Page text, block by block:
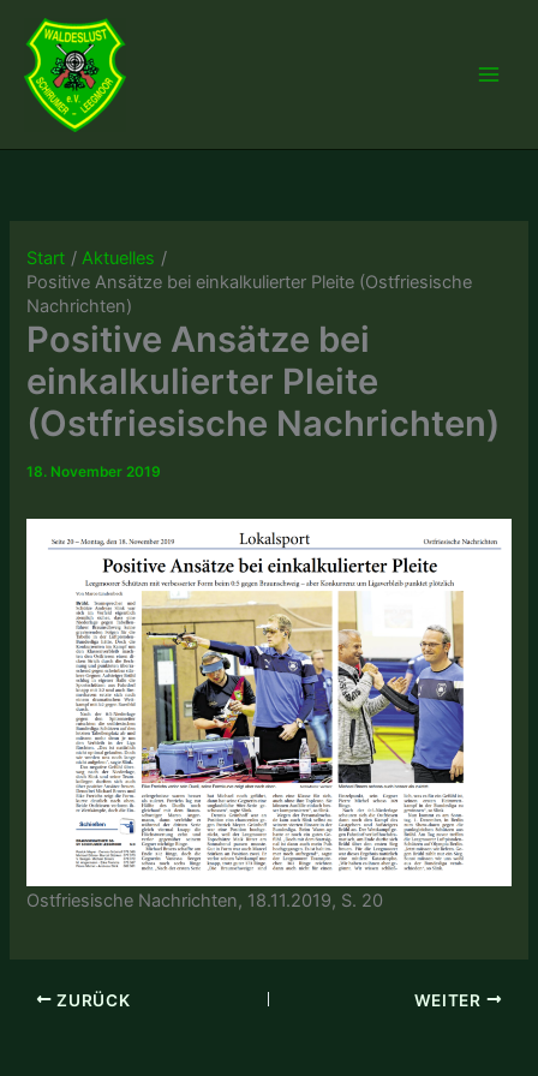
Inhalt
springen
Start
Aktuelles
Positive Ansätze bei einkalkulierter Pleite (Ostfriesische
Nachrichten)
Positive Ansätze bei
einkalkulierter Pleite
(Ostfriesische Nachrichten)
18. November 2019
Ostfriesische Nachrichten, 18.11.2019, S. 20
ZURÜCK WEITER